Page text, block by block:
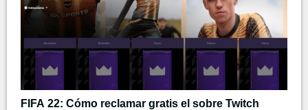
FIFA 22: Cómo reclamar gratis el sobre Twitch